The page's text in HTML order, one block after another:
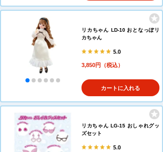
リカちゃん LD-10 おとなっぽリ
カちゃん
5.0
3,850円（税込）
カートに入れる
リカちゃん LG-15 おしゃれグッ
ズセット
5.0